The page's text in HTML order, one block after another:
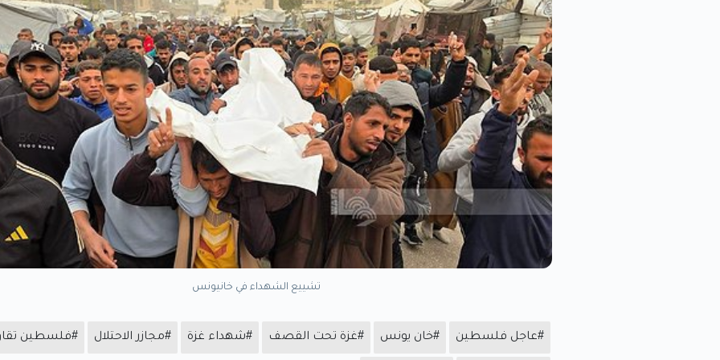
تشييع الشهداء في خانيونس
#عاجل فلسطين #خان يونس #غزة تحت القصف #شهداء غزة #مجازر الاحتلال #فلسطين